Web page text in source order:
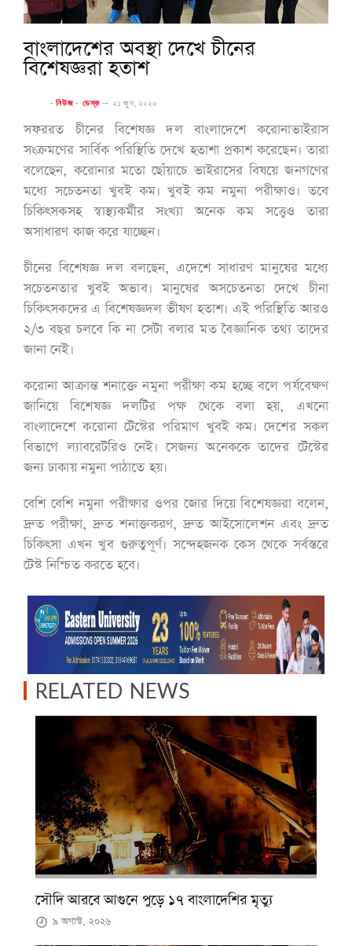
বাংলাদেশের অবস্থা দেখে চীনের
বিশেষজ্ঞরা হতাশ
-নিউজ - ডেস্ক -- ২১ জুন, ২০২০
সফররত চীনের বিশেষজ্ঞ দল বাংলাদেশে করোনাভাইরাস
সংক্রমণের সার্বিক পরিস্থিতি দেখে হতাশা প্রকাশ করেছেন। তারা
বলেছেন, করোনার মতো ছোঁয়াচে ভাইরাসের বিষয়ে জনগণের
মধ্যে সচেতনতা খুবই কম। খুবই কম নমুনা পরীক্ষাও। তবে
চিকিৎসকসহ স্বাস্থ্যকর্মীর সংখ্যা অনেক কম সত্ত্বেও তারা
অসাধারণ কাজ করে যাচ্ছেন।
চীনের বিশেষজ্ঞ দল বলছেন, এদেশে সাধারণ মানুষের মধ্যে
সচেতনতার খুবই অভাব। মানুষের অসচেতনতা দেখে চীনা
চিকিৎসকদের এ বিশেষজ্ঞদল ভীষণ হতাশ। এই পরিস্থিতি আরও
২/৩ বছর চলবে কি না সেটা বলার মত বৈজ্ঞানিক তথ্য তাদের
জানা নেই।
করোনা আক্রান্ত শনাক্তে নমুনা পরীক্ষা কম হচ্ছে বলে পর্যবেক্ষণ
জানিয়ে বিশেষজ্ঞ দলটির পক্ষ থেকে বলা হয়, এখনো
বাংলাদেশে করোনা টেস্টের পরিমাণ খুবই কম। দেশের সকল
বিভাগে ল্যাবরেটরিও নেই। সেজন্য অনেককে তাদের টেস্টের
জন্য ঢাকায় নমুনা পাঠাতে হয়।
বেশি বেশি নমুনা পরীক্ষার ওপর জোর দিয়ে বিশেষজ্ঞরা বলেন,
দ্রুত পরীক্ষা, দ্রুত শনাক্তকরণ, দ্রুত আইসোলেশন এবং দ্রুত
চিকিৎসা এখন খুব গুরুত্বপূর্ণ। সন্দেহজনক কেস থেকে সর্বস্তরে
টেস্ট নিশ্চিত করতে হবে।
RELATED NEWS
সৌদি আরবে আগুনে পুড়ে ১৭ বাংলাদেশির মৃত্যু
৯ অগাস্ট, ২০২৬